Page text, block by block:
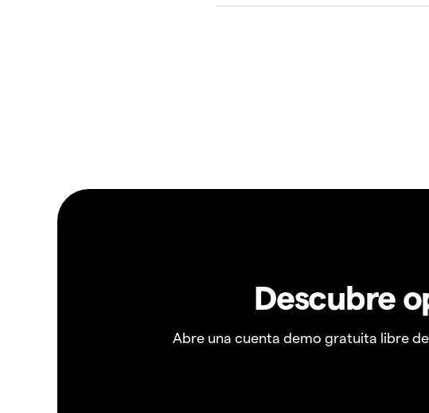
Descubre
Abre una cuenta demo gratuita libre